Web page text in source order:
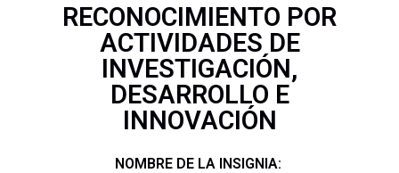
RECONOCIMIENTO POR
ACTIVIDADES DE
INVESTIGACIÓN,
DESARROLLO E
INNOVACIÓN
NOMBRE DE LA INSIGNIA: